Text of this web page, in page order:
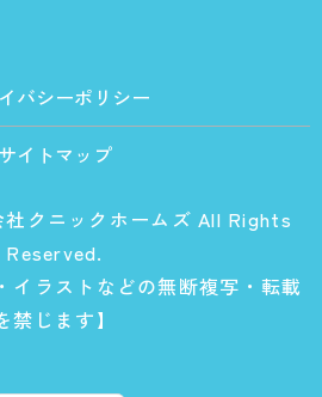
バシーポリシー
サイトマップ
クニックホームズ All Rights
Reserved.
イラストなどの無断複写・転載
禁じます】